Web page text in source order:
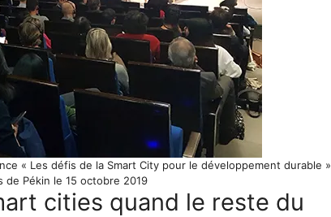
« Les défis de la Smart City pour le développement durable »
de Pékin le 15 octobre 2019
cities quand le reste du